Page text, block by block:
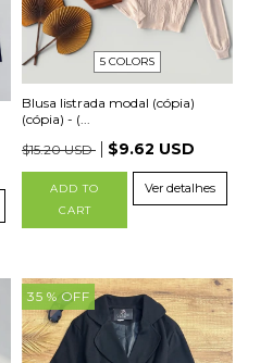
5 COLORS
Blusa listrada modal (cópia)
(cópia) - (...
$15.20 USD
$9.62 USD
ADD TO
CART
Ver detalhes
35 % OFF